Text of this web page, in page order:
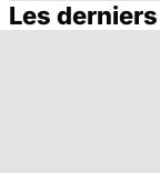
Surcharge
Les